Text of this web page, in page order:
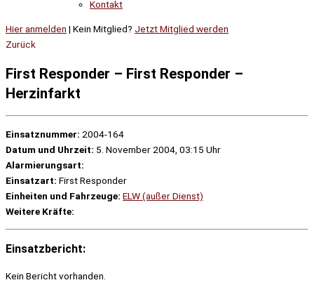
Kontakt
Hier anmelden | Kein Mitglied? Jetzt Mitglied werden
Zurück
First Responder – First Responder –
Herzinfarkt
Einsatznummer: 2004-164
Datum und Uhrzeit: 5. November 2004, 03:15 Uhr
Alarmierungsart:
Einsatzart: First Responder
Einheiten und Fahrzeuge: ELW (außer Dienst)
Weitere Kräfte:
Einsatzbericht:
Kein Bericht vorhanden.